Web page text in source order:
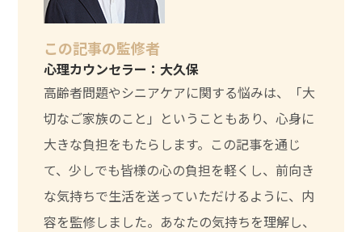
この記事の監修者
心理カウンセラー：大久保
高齢者問題やシニアケアに関する悩みは、「大
切なご家族のこと」ということもあり、心身に
大きな負担をもたらします。この記事を通じ
て、少しでも皆様の心の負担を軽くし、前向き
な気持ちで生活を送っていただけるように、内
容を監修しました。あなたの気持ちを理解し、